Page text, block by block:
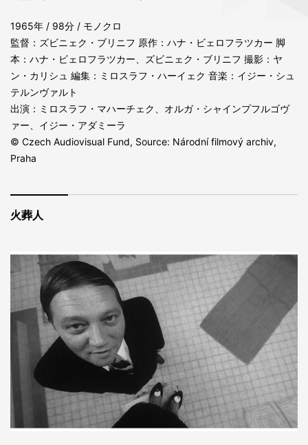
1965年 / 98分 / モノクロ
監督：ズビニェク・ブリニフ 原作：ハナ・ビェロフラツカー 脚
本：ハナ・ビェロフラツカー、ズビニェク・ブリニフ 撮影：ヤ
ン・カリシュ 編集：ミロスラフ・ハーイェク 音楽：イジー・シュ
テルンヴァルト
出演：ミロスラフ・マハーチェク、オルガ・シャインプフルゴヴ
ァー、イジー・アダミーラ
© Czech Audiovisual Fund, Source: Národní filmový archiv,
Praha
火葬人